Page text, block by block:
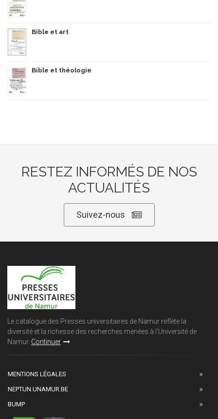
Bible et art
Bible et théologie
RESTEZ INFORMÉS DE NOS
ACTUALITÉS
Suivez-nous
Le catalogue des Presses universitaires de Namur reflète la
diversité et la richesse des recherches menées à l'Université de
Namur. Continuer
MENTIONS LÉGALES
NEPTUN.UNAMUR.BE
BUMP